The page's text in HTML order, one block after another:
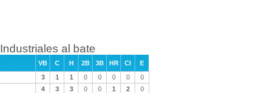
Industriales al bate
VB C H 2B 3B HR CI
E
3 1 1 0 0 0 0
0
4 3 3 0 0 1 2
0